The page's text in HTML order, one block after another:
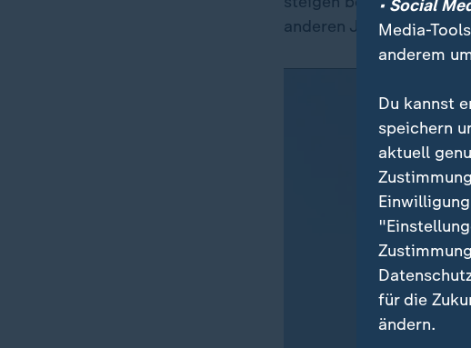
anderen Jets wieder
• Social
Media-
anderem
Du kannst
speichern
aktuell
für die
ändern.